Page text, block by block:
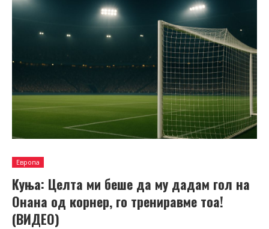
Европа
Куња: Целта ми беше да му дадам гол на
Онана од корнер, го трениравме тоа!
(ВИДЕО)